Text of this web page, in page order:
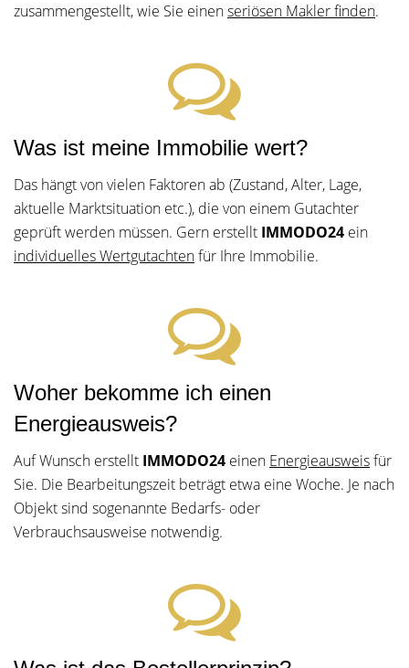
zusammengestellt, wie Sie einenseriösen Makler finden.
Was ist meine Immobilie wert?
Das hängt von vielen Faktoren ab (Zustand, Alter, Lage,
aktuelle Marktsituation etc.), die von einem Gutachter
geprüft werden müssen. Gern erstellt IMMODO24 ein
individuelles Wertgutachtenfür Ihre Immobilie.
Woher bekomme ich einen
Energieausweis?
Auf Wunsch erstellt IMMODO24 einen Energieausweisfür
Sie. Die Bearbeitungszeit beträgt etwa eine Woche. Je nach
Objekt sind sogenannte Bedarfs- oder
Verbrauchsausweise notwendig.